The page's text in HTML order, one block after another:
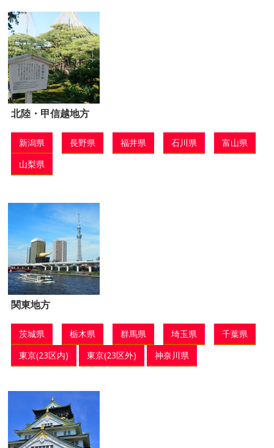
北陸・甲信越地方
新潟県 長野県 福井県 石川県
富山県
山梨県
関東地方
茨城県 栃木県 群馬県 埼玉県
千葉県
東京(23区内)
東京(23区外) 神奈川県